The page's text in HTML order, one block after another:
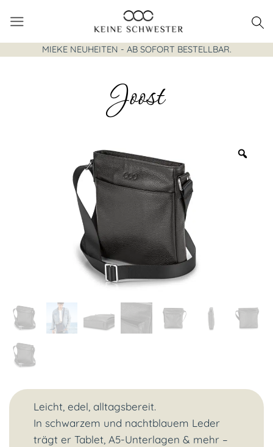
Inhalt
springen
MIEKE NEUHEITEN - AB SOFORT BESTELLBAR.
Joost
Leicht, edel, alltagsbereit.
In schwarzem und nachtblauem Leder
trägt er Tablet, A5-Unterlagen & mehr –